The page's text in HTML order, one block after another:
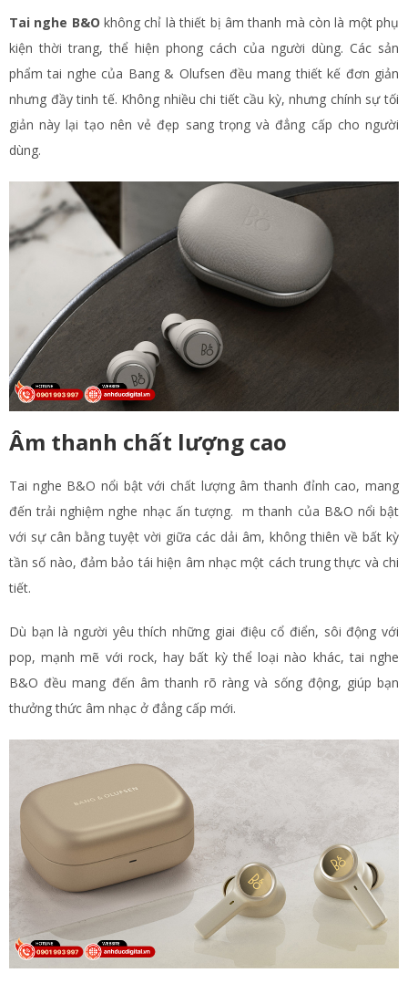
Tai nghe B&O không chỉ là thiết bị âm thanh mà còn là một phụ
kiện thời trang, thể hiện phong cách của người dùng. Các sản
phẩm tai nghe của Bang & Olufsen đều mang thiết kế đơn giản
nhưng đầy tinh tế. Không nhiều chi tiết cầu kỳ, nhưng chính sự tối
giản này lại tạo nên vẻ đẹp sang trọng và đẳng cấp cho người
dùng.
Âm thanh chất lượng cao
Tai nghe B&O nổi bật với chất lượng âm thanh đỉnh cao, mang
đến trải nghiệm nghe nhạc ấn tượng. m thanh của B&O nổi bật
với sự cân bằng tuyệt vời giữa các dải âm, không thiên về bất kỳ
tần số nào, đảm bảo tái hiện âm nhạc một cách trung thực và chi
tiết.
Dù bạn là người yêu thích những giai điệu cổ điển, sôi động với
pop, mạnh mẽ với rock, hay bất kỳ thể loại nào khác, tai nghe
B&O đều mang đến âm thanh rõ ràng và sống động, giúp bạn
thưởng thức âm nhạc ở đẳng cấp mới.